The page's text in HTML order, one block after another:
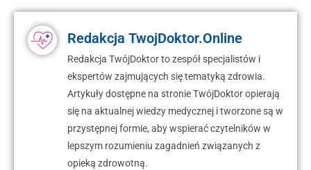
Redakcja TwojDoktor.Online
Redakcja TwójDoktor to zespół specjalistów i
ekspertów zajmujących się tematyką zdrowia.
Artykuły dostępne na stronie TwójDoktor opierają
się na aktualnej wiedzy medycznej i tworzone są w
przystępnej formie, aby wspierać czytelników w
lepszym rozumieniu zagadnień związanych z
opieką zdrowotną.